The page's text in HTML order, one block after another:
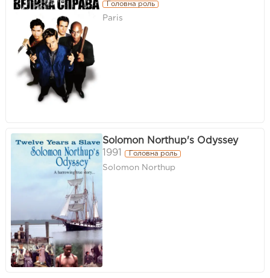
Головна роль
Paris
Solomon Northup's Odyssey
1991
Головна роль
Solomon Northup